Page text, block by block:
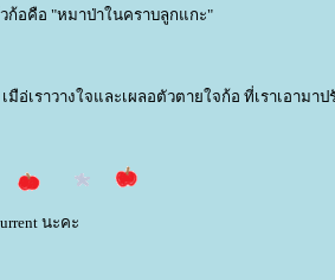
ก้อคือ "หมาป่าในคราบลูกแกะ"
อ่เราวางใจและเผลอตัวตายใจก้อ ที่เราเอามา
นะคะ